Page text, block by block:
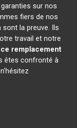
sur nos
fiers de nos
la preuve. Ils
travail et notre
remplacement
êtes confronté à